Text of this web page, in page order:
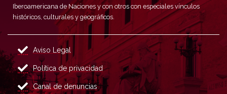
Iberoamericana de Naciones y con otros con especiales vínculos
históricos, culturales y geográficos.
Aviso Legal
Política de privacidad
Canal de denuncias